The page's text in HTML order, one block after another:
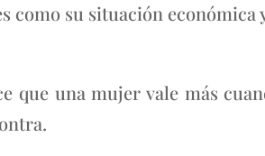
como su situación económica
que una mujer vale más